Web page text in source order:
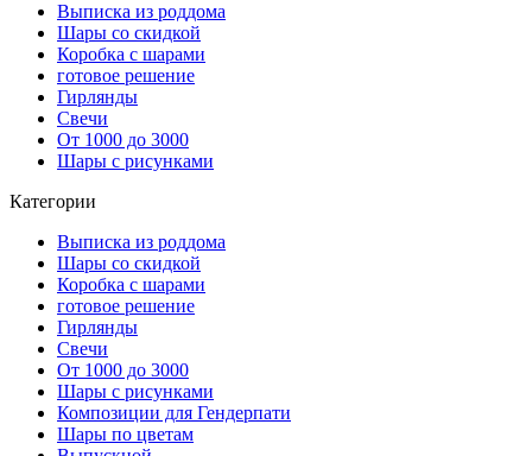
Выписка из роддома
Шары со скидкой
Коробка с шарами
готовое решение
Гирлянды
Свечи
От 1000 до 3000
Шары с рисунками
Категории
Выписка из роддома
Шары со скидкой
Коробка с шарами
готовое решение
Гирлянды
Свечи
От 1000 до 3000
Шары с рисунками
Композиции для Гендерпати
Шары по цветам